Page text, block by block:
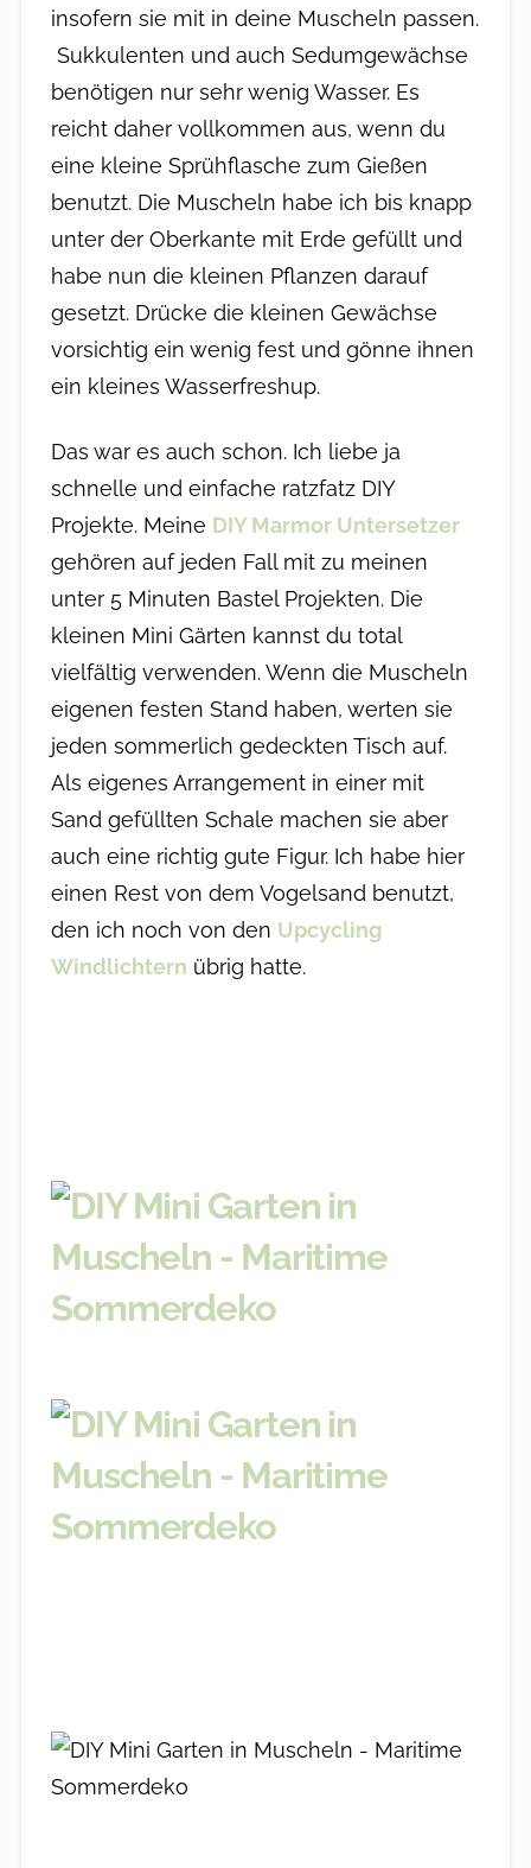
insofern sie mit in deine Muscheln passen.
Sukkulenten und auch Sedumgewächse
benötigen nur sehr wenig Wasser. Es
reicht daher vollkommen aus, wenn du
eine kleine Sprühflasche zum Gießen
benutzt. Die Muscheln habe ich bis knapp
unter der Oberkante mit Erde gefüllt und
habe nun die kleinen Pflanzen darauf
gesetzt. Drücke die kleinen Gewächse
vorsichtig ein wenig fest und gönne ihnen
ein kleines Wasserfreshup.
Das war es auch schon. Ich liebe ja
schnelle und einfache ratzfatz DIY
Projekte. Meine DIY Marmor Untersetzer
gehören auf jeden Fall mit zu meinen
unter 5 Minuten Bastel Projekten. Die
kleinen Mini Gärten kannst du total
vielfältig verwenden. Wenn die Muscheln
eigenen festen Stand haben, werten sie
jeden sommerlich gedeckten Tisch auf.
Als eigenes Arrangement in einer mit
Sand gefüllten Schale machen sie aber
auch eine richtig gute Figur. Ich habe hier
einen Rest von dem Vogelsand benutzt,
den ich noch von den Upcycling
Windlichtern übrig hatte.